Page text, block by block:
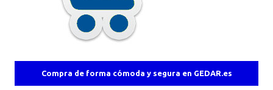
Compra de forma cómoda y segura en GEDAR.es